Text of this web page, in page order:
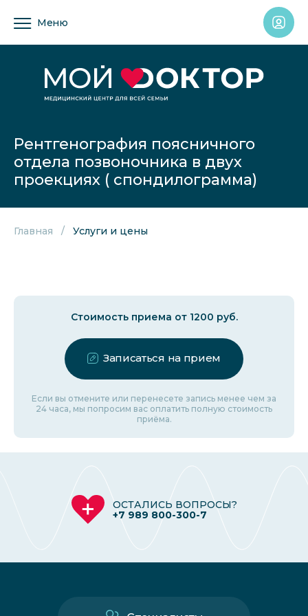
Меню
Рентгенография поясничного
отдела позвоночника в двух
проекциях ( спондилограмма)
Главная Услуги и цены
Стоимость приема от 1200 руб.
Записаться на прием
Если вы отмените или перенесете запись менее чем за
24 часа, мы попросим вас оплатить полную стоимость
приёма.
ОСТАЛИСЬ ВОПРОСЫ?
+7 989 800-300-7